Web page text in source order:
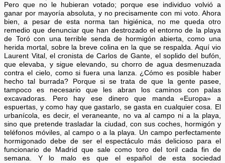
Pero que no le hubieran votado; porque ese individuo volvió a
ganar por mayoría absoluta, y no precisamente con mi voto. Ahora
bien, a pesar de esta norma tan higiénica, no me queda otro
remedio que denunciar que han destrozado el entorno de la playa
de Toró con una terrible senda de hormigón abierta, como una
herida mortal, sobre la breve colina en la que se respalda. Aquí vio
Laurent Vital, el cronista de Carlos de Gante, el soplido del bufón,
que elevaba, y sigue elevando, su chorro de agua desmenuzada
contra el cielo, como si fuera una lanza. ¿Cómo es posible haber
hecho tal burrada? Porque si se trata de que la gente pasee,
tampoco es necesario que les abran los caminos con palas
excavadoras. Pero hay ese dinero que manda «Europa» a
espuertas, y como hay que gastarlo, se gasta en cualquier cosa. El
urbanícola, es decir, el veraneante, no va al campo ni a la playa,
sino que pretende trasladar la ciudad, con sus coches, hormigón y
teléfonos móviles, al campo o a la playa. Un campo perfectamente
hormigonado debe de ser el espectáculo más delicioso para el
funcionario de Madrid que sale como toro del toril cada fin de
semana. Y lo malo es que el español de esta sociedad